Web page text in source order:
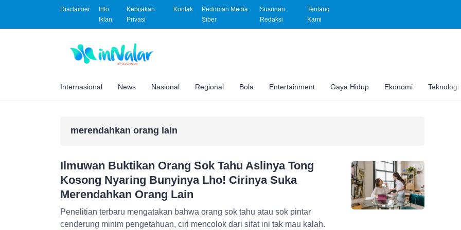
Disclaimer
Info
Iklan
Kebijakan
Privasi
Kontak
Pedoman Media
Siber
Susunan
Redaksi
Tentang
Kami
Internasional News Nasional Regional Bola Entertainment Gaya Hidup Ekonomi Teknologi
merendahkan orang lain
Ilmuwan Buktikan Orang Sok Tahu Aslinya Tong
Kosong Nyaring Bunyinya Lho! Cirinya Suka
Merendahkan Orang Lain
Penelitian terbaru mengatakan bahwa orang sok tahu atau sok pintar
cenderung minim pengetahuan, ciri mencolok dari sifat ini tak mau kalah.